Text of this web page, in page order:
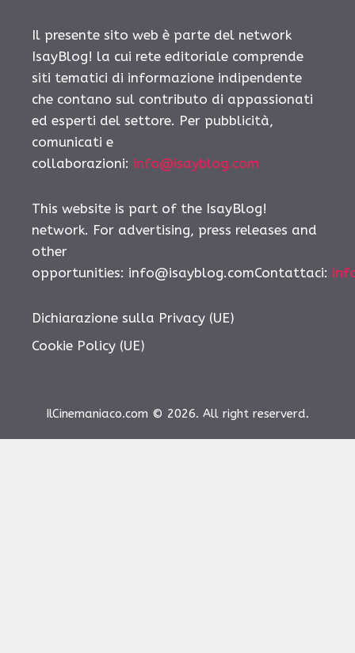
Il presente sito web è parte del network
IsayBlog! la cui rete editoriale comprende
siti tematici di informazione indipendente
che contano sul contributo di appassionati
ed esperti del settore. Per pubblicità,
comunicati e
collaborazioni: info@isayblog.com
This website is part of the IsayBlog!
network. For advertising, press releases and
other
opportunities: info@isayblog.comContattaci:
Dichiarazione sulla Privacy (UE)
Cookie Policy (UE)
IlCinemaniaco.com © 2026. All right reserverd.